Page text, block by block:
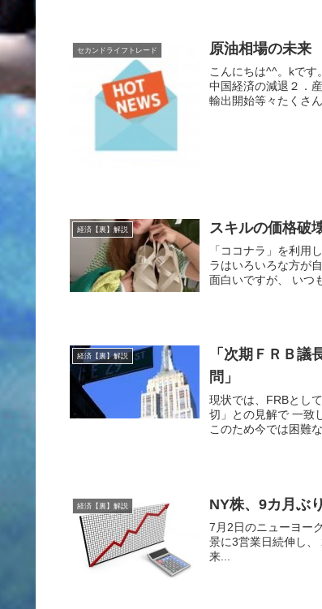
セカンドライフトレード 原油相場の未来
こんにちは^^。kです
中国経済の減退２．
輸出開始等々たくさ
経済【裏】解説 スキルの価格破
「ココナラ」を利用
ラはいろいろな方が
面白いですが、 いつ
経済【裏】解説
「次期ＦＲＢ
問」
現状では、FRBとし
切」との見解で 一致
このため今では困難
経済【裏】解説 NY株、9カ月ぶ
7月2日のニューヨー
景に3営業日続伸し
来...